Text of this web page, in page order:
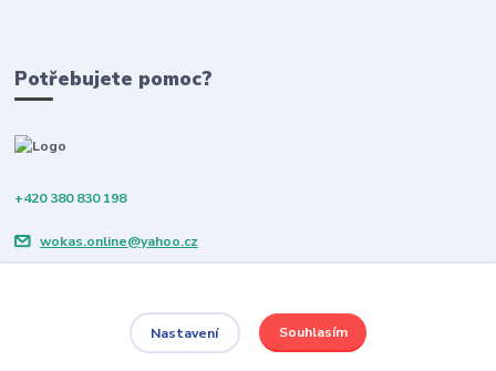
Potřebujete pomoc?
+420 380 830 198
wokas.online@yahoo.cz
Nastavení Souhlasím